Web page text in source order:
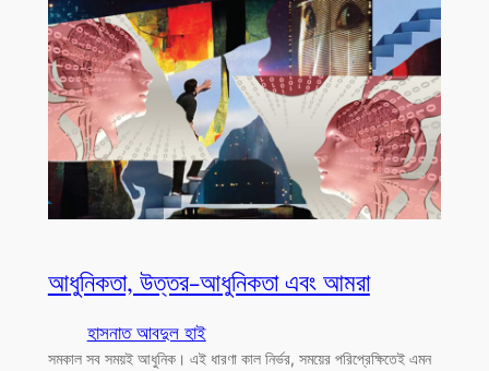
আধুনিকতা, উত্তর-আধুনিকতা এবং আমরা
হাসনাত আবদুল হাই
সমকাল সব সময়ই আধুনিক। এই ধারণা কাল নির্ভর, সময়ের পরিপ্রেক্ষিতেই এমন